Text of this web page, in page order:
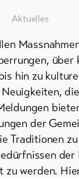
Aktuelles
über
hin zu
der
Traditionen
der
zu werden.